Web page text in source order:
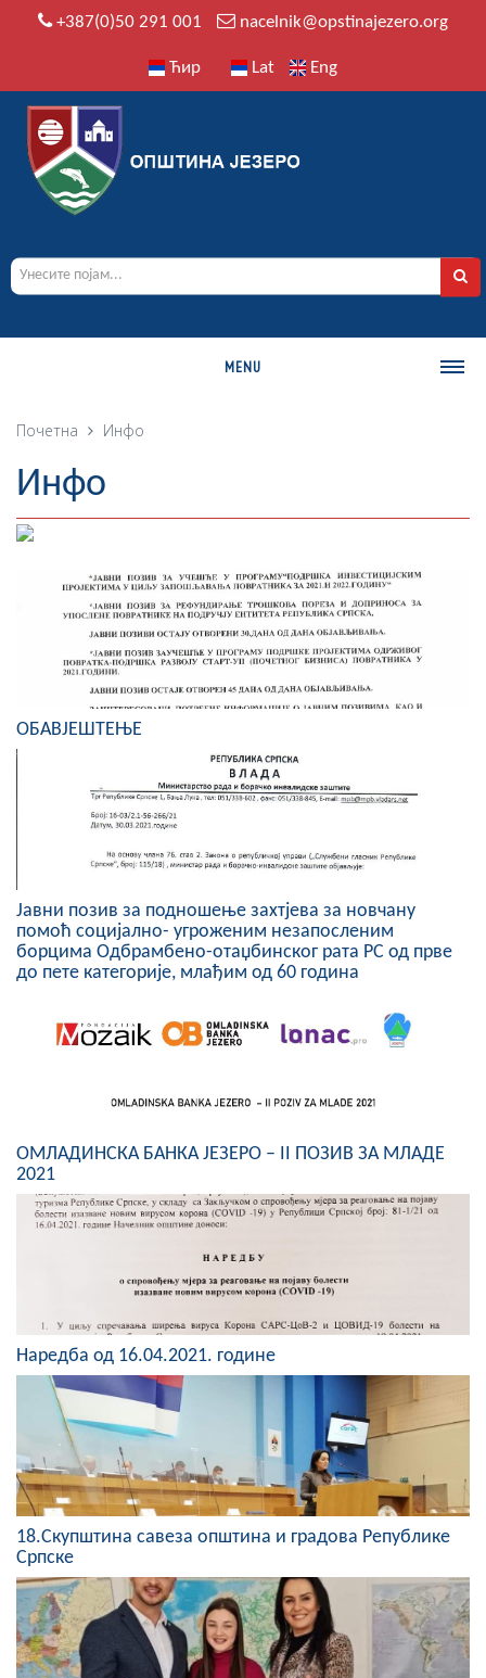
+387(0)50 291 001 nacelnik@opstinajezero.org
Ћир Lat Eng
MENU
Историја
Географија
Занимљивости
Фотогалерија
НАЧЕЛНИК
Замјеник начелника
Извјештај о раду начелника
СКУПШТИНА
Статут Општине
Састав Скупштине
Службени Гласници
ОПШТИНСКА УПРАВА
ИНФО
Вијести
Активности
Јавни позиви
Обавјештења
Заштита од пожара
COVID 19
Геоистраживања
ФИНАНСИЈЕ
ПРИВРЕДА
Пољопривреда
Почетна Инфо
Инфо
ОБАВЈЕШТЕЊЕ
Јавни позив за подношење захтјева за новчану
помоћ социјално- угроженим незапосленим
борцима Одбрамбено-отаџбинског рата РС од прве
до пете категорије, млађим од 60 година
ОМЛАДИНСКА БАНКА ЈЕЗЕРО – II ПОЗИВ ЗА МЛАДЕ
2021
Наредба од 16.04.2021. године
18.Скупштинa савеза општина и градова Републике
Српске